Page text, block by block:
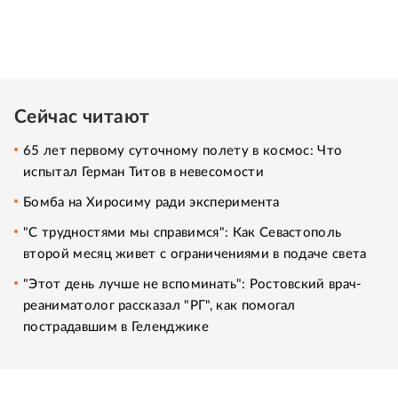
Сейчас читают
65 лет первому суточному полету в космос: Что
испытал Герман Титов в невесомости
Бомба на Хиросиму ради эксперимента
"С трудностями мы справимся": Как Севастополь
второй месяц живет с ограничениями в подаче света
"Этот день лучше не вспоминать": Ростовский врач-
реаниматолог рассказал "РГ", как помогал
пострадавшим в Геленджике